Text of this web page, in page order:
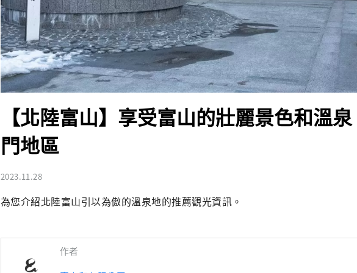
【北陸富山】享受富山的壯麗景色和溫
門地區
2023.11.28
為您介紹北陸富山引以為傲的溫泉地的推薦觀光資訊。
作者